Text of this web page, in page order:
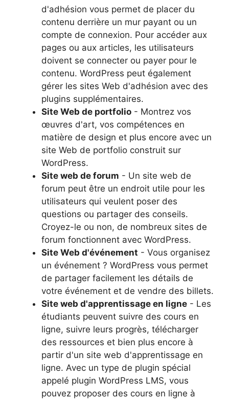
d'adhésion vous permet de placer du
contenu derrière un mur payant ou un
compte de connexion. Pour accéder aux
pages ou aux articles, les utilisateurs
doivent se connecter ou payer pour le
contenu. WordPress peut également
gérer les sites Web d'adhésion avec des
plugins supplémentaires.
Site Web de portfolio - Montrez vos
œuvres d'art, vos compétences en
matière de design et plus encore avec un
site Web de portfolio construit sur
WordPress.
Site web de forum - Un site web de
forum peut être un endroit utile pour les
utilisateurs qui veulent poser des
questions ou partager des conseils.
Croyez-le ou non, de nombreux sites de
forum fonctionnent avec WordPress.
Site Web d'événement - Vous organisez
un événement ? WordPress vous permet
de partager facilement les détails de
votre événement et de vendre des billets.
Site web d'apprentissage en ligne - Les
étudiants peuvent suivre des cours en
ligne, suivre leurs progrès, télécharger
des ressources et bien plus encore à
partir d'un site web d'apprentissage en
ligne. Avec un type de plugin spécial
appelé plugin WordPress LMS, vous
pouvez proposer des cours en ligne à